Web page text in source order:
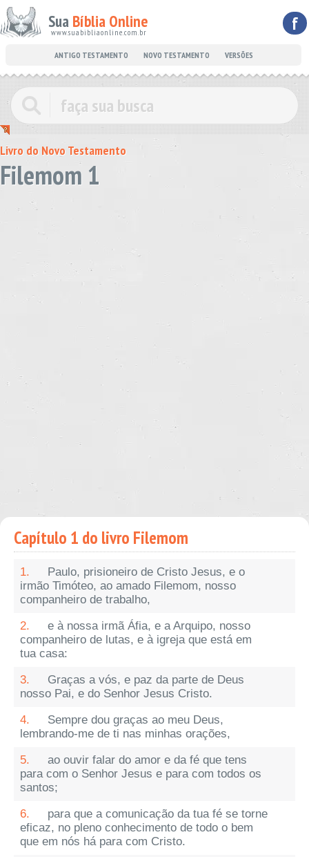
Sua Bíblia Online
www.suabibliaonline.com.br f
ANTIGO TESTAMENTO NOVO TESTAMENTO VERSÕES
Livro do Novo Testamento
Filemom 1
Capítulo 1 do livro Filemom
1.
Paulo, prisioneiro de Cristo Jesus, e o
irmão Timóteo, ao amado Filemom, nosso
companheiro de trabalho,
2.
e à nossa irmã Áfia, e a Arquipo, nosso
companheiro de lutas, e à igreja que está em
tua casa:
3.
Graças a vós, e paz da parte de Deus
nosso Pai, e do Senhor Jesus Cristo.
4.
Sempre dou graças ao meu Deus,
lembrando-me de ti nas minhas orações,
5.
ao ouvir falar do amor e da fé que tens
para com o Senhor Jesus e para com todos os
santos;
6.
para que a comunicação da tua fé se torne
eficaz, no pleno conhecimento de todo o bem
que em nós há para com Cristo.